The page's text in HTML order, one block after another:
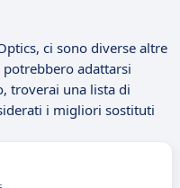
ci sono diverse altre
adattarsi
troverai una lista di
i migliori sostituti